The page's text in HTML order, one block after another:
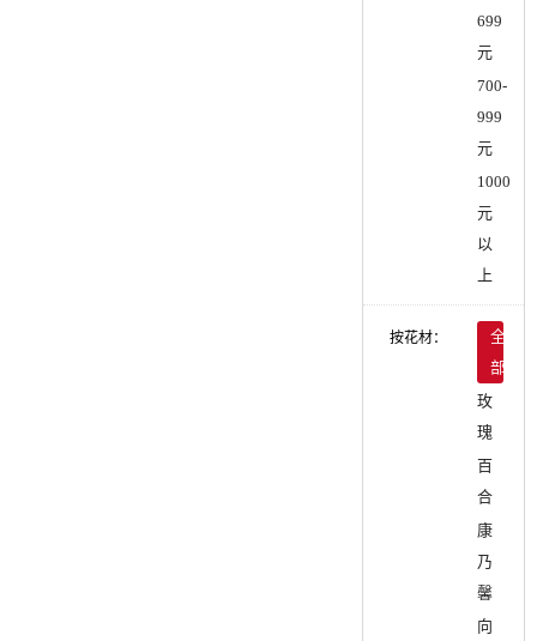
699
元
700-
999
元
1000
元
以
上
按花材：
全
部
玫
瑰
百
合
康
乃
馨
向